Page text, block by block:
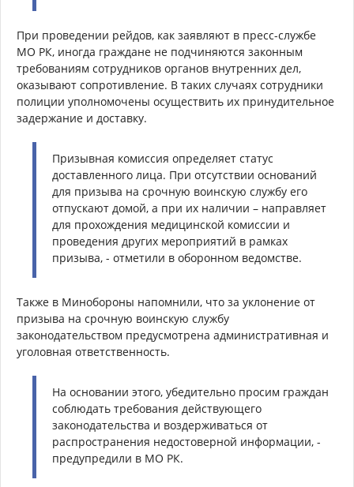
При проведении рейдов, как заявляют в пресс-службе
МО РК, иногда граждане не подчиняются законным
требованиям сотрудников органов внутренних дел,
оказывают сопротивление. В таких случаях сотрудники
полиции уполномочены осуществить их принудительное
задержание и доставку.
Призывная комиссия определяет статус
доставленного лица. При отсутствии оснований
для призыва на срочную воинскую службу его
отпускают домой, а при их наличии – направляет
для прохождения медицинской комиссии и
проведения других мероприятий в рамках
призыва, - отметили в оборонном ведомстве.
Также в Минобороны напомнили, что за уклонение от
призыва на срочную воинскую службу
законодательством предусмотрена административная и
уголовная ответственность.
На основании этого, убедительно просим граждан
соблюдать требования действующего
законодательства и воздерживаться от
распространения недостоверной информации, -
предупредили в МО РК.